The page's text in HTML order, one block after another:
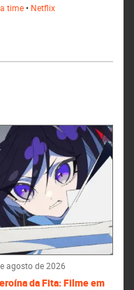
time• Netflix
agosto de 2026
da Fita: Filme em